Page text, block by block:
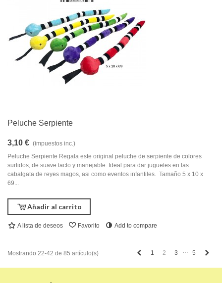
Peluche Serpiente
3,10 € (impuestos inc.)
Peluche Serpiente Regala este original peluche de serpiente de colores
surtidos, de suave tacto y manejable. Ideal para dar juguetes en las
cabalgata de reyes magos, asi como eventos infantiles. Tamaño 5 x 10 x
69...
Añadir al carrito
A lista de deseos Favorito Add to compare
Mostrando 22-42 de 85 artículo(s) Anterior
1 2 3 … 5